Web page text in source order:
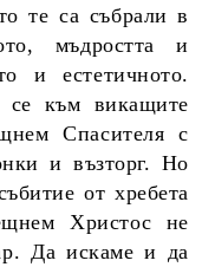
те са събрали в
мъдростта и
и естетичното.
се към викащите
Спасителя с
и възторг. Но
от хребета
Христос не
Да искаме и да